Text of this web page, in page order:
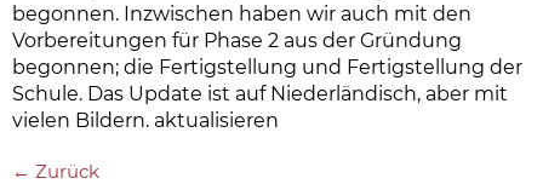
begonnen. Inzwischen haben wir auch mit den
Vorbereitungen für Phase 2 aus der Gründung
begonnen; die Fertigstellung und Fertigstellung der
Schule. Das Update ist auf Niederländisch, aber mit
vielen Bildern. aktualisieren
← Zurück